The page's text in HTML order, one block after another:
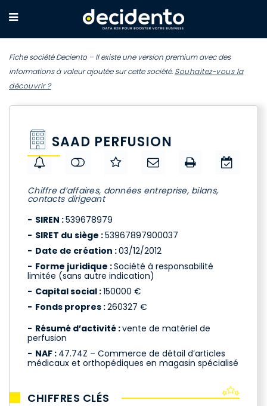
Fiche société Deciento – Il existe une version premium avec des
informations à valeur ajoutée sur cette société. Souhaitez-vous la
découvrir ?
SAAD PERFUSION
Chiffre d’affaires, données entreprise, bilans,
contacts dirigeant
SIREN :539678979
SIRET du siège :53967897900037
Date de création :03/12/2012
Forme juridique :Société à responsabilité
limitée (sans autre indication)
Capital social :150000 €
Fonds propres :260327 €
Résumé d’activité :vente de matériel de
perfusion
NAF : 47.74Z – Commerce de détail d’articles
médicaux et orthopédiques en magasin spécialisé
CHIFFRES CLÉS